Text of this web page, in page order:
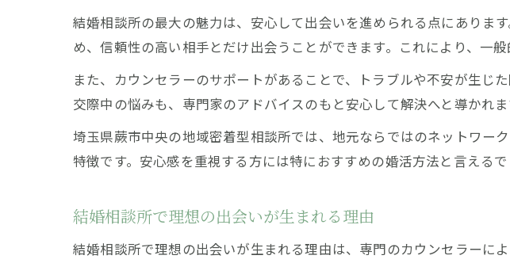
結婚相談所の最大の魅力は、安心して出会いを進められる点にありま
め、信頼性の高い相手とだけ出会うことができます。これにより、一
また、カウンセラーのサポートがあることで、トラブルや不安が生じ
交際中の悩みも、専門家のアドバイスのもと安心して解決へと導かれま
埼玉県蕨市中央の地域密着型相談所では、地元ならではのネットワー
特徴です。安心感を重視する方には特におすすめの婚活方法と言えるで
結婚相談所で理想の出会いが生まれる理由
結婚相談所で理想の出会いが生まれる理由は、専門のカウンセラーに
お問
お問